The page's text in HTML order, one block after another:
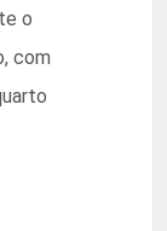
o
com